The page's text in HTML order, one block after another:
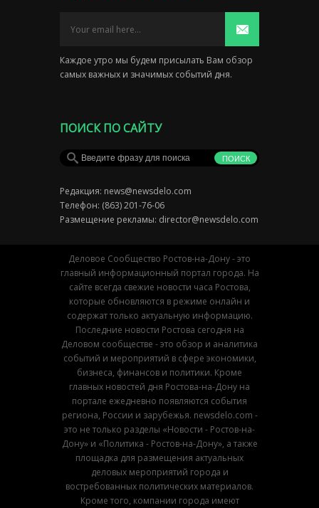
Каждое утро мы будем присылать Вам обзор
самых важных и значимых событий дня.
ПОИСК ПО САЙТУ
Редакция: news@newsdelo.com
Телефон: (863) 201-76-06
Размещение рекламы: director@newsdelo.com
Деловое Сообщество Ростов-на-Дону - это
главный информационный портал города. На
сайте всегда свежие новости часа Ростова,
которые обновляются в режиме онлайн и
содержат только актуальную информацию.
Последние новости Ростова сегодня на
Деловом сообществе - это обзор и аналитика
событий и мероприятий в сфере экономики,
бизнеса, финансов и политики. Кроме
главных новостей дня Ростова-на-Дону на
портале ежедневно появляются события
региона, России и зарубежья. newsdelo.com -
это не только разделы «Новости - Ростов-на-
Дону» и «Политика - Ростов-на-Дону», а также
площадка для размещения актуальных
деловых мероприятий города и
востребованных политических материалов.
Кроме того, компании города имеют